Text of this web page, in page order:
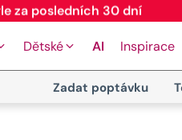
za posledních 30 dní
Dětské AI Inspirace
Zadat poptávku